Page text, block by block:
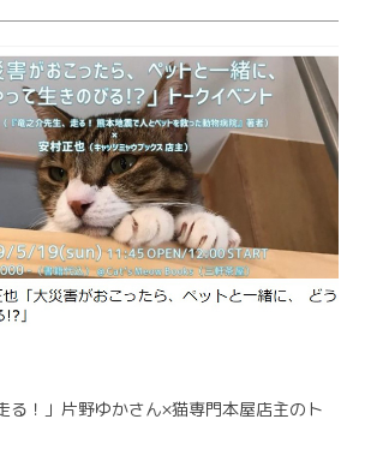
る！」片野ゆかさん×猫専門本屋店主のト